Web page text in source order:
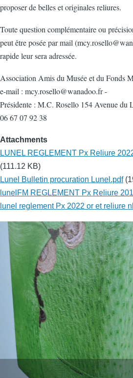
proposer de belles et originales reliures.
Toute question complémentaire ou
peut être posée par mail
rapide leur sera adressée.
Association Amis du Musée et du Fonds
e-mail : mcy.rosello@wanadoo.fr -
Présidente : M.C. Rosello 154 Avenue du
06 67 07 92 38
Attachments
LUNEL REGLEMENT Px Reliure
(111.12 KB)
Lunel Bulletin procuration Lunel.pdf
lunelFM REGLEMENT Px Reliure
lunel reglement Px 2022 or et reliure